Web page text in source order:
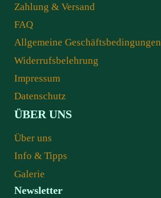
Zahlung & Versand
FAQ
Allgemeine Geschäftsbedingungen
Widerrufsbelehrung
Impressum
Datenschutz
ÜBER UNS
Über uns
Info & Tipps
Galerie
Newsletter